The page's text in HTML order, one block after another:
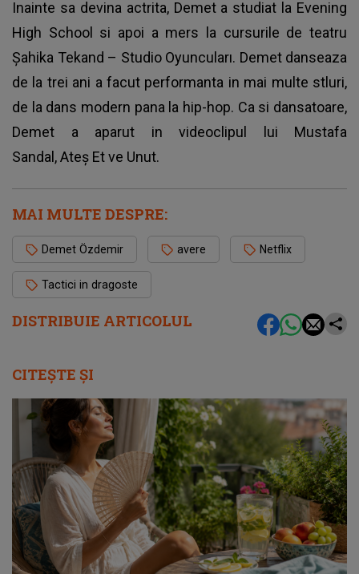
DISTRIBUIE ARTICOLUL
Inainte sa devina actrita, Demet a studiat la Evening
High School si apoi a mers la cursurile de teatru
Şahika Tekand – Studio Oyuncuları. Demet danseaza
de la trei ani a facut performanta in mai multe stluri,
de la dans modern pana la hip-hop. Ca si dansatoare,
Demet a aparut in videoclipul lui Mustafa
Sandal, Ateş Et ve Unut.
MAI MULTE DESPRE:
Demet Özdemir avere Netflix
Tactici in dragoste
CITEȘTE ȘI